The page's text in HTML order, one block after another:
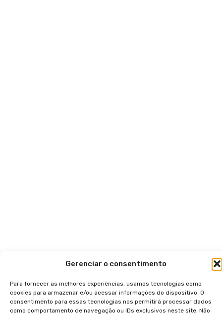
Gerenciar o consentimento
Para fornecer as melhores experiências, usamos tecnologias como
cookies para armazenar e/ou acessar informações do dispositivo. O
consentimento para essas tecnologias nos permitirá processar dados
como comportamento de navegação ou IDs exclusivos neste site. Não